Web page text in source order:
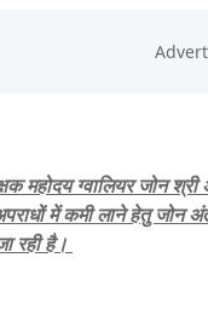
महोदय ग्वालियर जोन
में कमी लाने हेतु जोन
रही है।